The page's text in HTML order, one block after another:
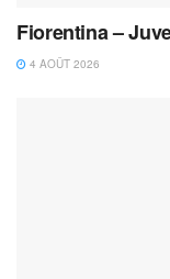
Fiorentina –
4 AOÛT 2026